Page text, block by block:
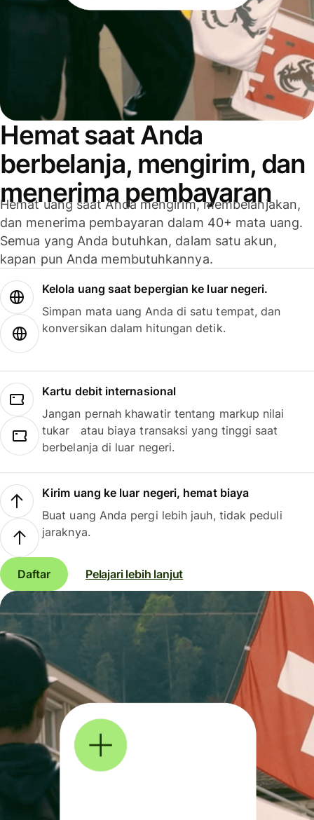
Hemat saat Anda
berbelanja, mengirim, dan
menerima pembayaran
Hemat uang saat Anda mengirim, membelanjakan,
dan menerima pembayaran dalam 40+ mata uang.
Semua yang Anda butuhkan, dalam satu akun,
kapan pun Anda membutuhkannya.
Kelola uang saat bepergian ke luar negeri.
Simpan mata uang Anda di satu tempat, dan
konversikan dalam hitungan detik.
Kartu debit internasional
Jangan pernah khawatir tentang markup nilai
tukar atau biaya transaksi yang tinggi saat
berbelanja di luar negeri.
Kirim uang ke luar negeri, hemat biaya
Buat uang Anda pergi lebih jauh, tidak peduli
jaraknya.
Daftar Pelajari lebih lanjut